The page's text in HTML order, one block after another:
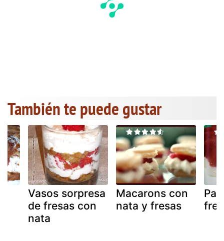
También te puede gustar
Vasos sorpresa
de fresas con
nata
Macarons con
nata y fresas